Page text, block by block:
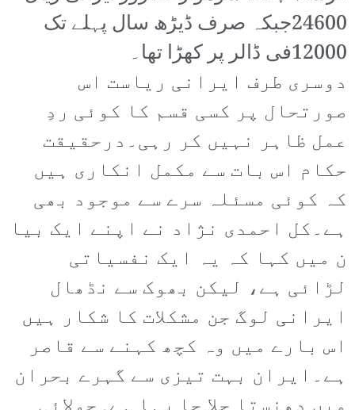
24600جبکہ صرف ڈیڑھ سال پہلے تک
12000فی ڈالر پر کھڑا تھا۔
دوسری طرف ایرانی ریاست اس
صورتحال پر کسی قسم کا کوئی ردِ
عمل ظاہر نہیں کر رہی۔درحقیقت
حکام اس بات سے مکمل انکاری ہیں
کہ کوئی مسئلہ سرے سے موجود بھی
ہے۔کل احمدی نژاد نے اپنے ایک بیا
ن میں کہا کہ یہ ایک نفسیاتی
لڑائی ہے، لیکن بھوک سے نڈھال
ایرانی لوگ جن مشکلات کا شکار ہیں
اس بارے میں وہ کچھ کہنے سے قاصر
ہے۔ایران بہت تیزی سے گہرے بحران